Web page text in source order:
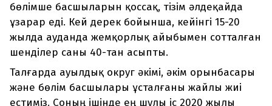
бөлімше басшыларын қоссақ, тізім әлдеқайда
ұзарар еді. Кей дерек бойынша, кейінгі 15-20
жылда ауданда жемқорлық айыбымен сотталған
шенділер саны 40-тан асыпты.
Талғарда ауылдық округ әкімі, әкім орынбасары
және бөлім басшылары ұсталғаны жайлы жиі
естиміз. Соның ішінде ең шулы іс 2020 жылы